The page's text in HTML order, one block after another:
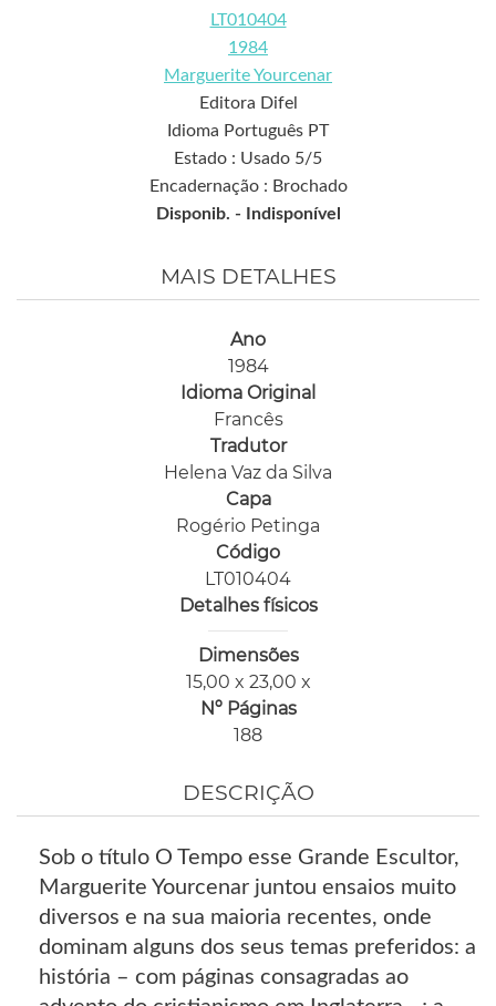
LT010404
1984
Marguerite Yourcenar
Editora Difel
Idioma Português PT
Estado : Usado 5/5
Encadernação : Brochado
Disponib. -
Indisponível
MAIS DETALHES
Ano
1984
Idioma Original
Francês
Tradutor
Helena Vaz da Silva
Capa
Rogério Petinga
Código
LT010404
Detalhes físicos
Dimensões
15,00 x 23,00 x
Nº Páginas
188
DESCRIÇÃO
Sob o título O Tempo esse Grande Escultor,
Marguerite Yourcenar juntou ensaios muito
diversos e na sua maioria recentes, onde
dominam alguns dos seus temas preferidos: a
história – com páginas consagradas ao